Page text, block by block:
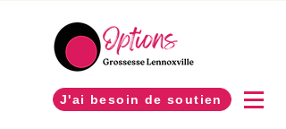
J'ai besoin de soutien